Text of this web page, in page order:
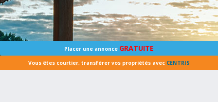
Placer une annonce GRATUITE
Vous êtes courtier, transférer vos propriétés avec CENTRIS